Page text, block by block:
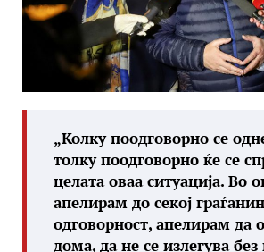
„Колку поодговорно се
толку поодговорно ќе се
целата оваа ситуација. Во
апелирам до секој
одговорност, апелирам да
дома, да не се излегува